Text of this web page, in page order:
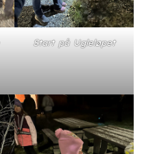
Start på Ugleløpet